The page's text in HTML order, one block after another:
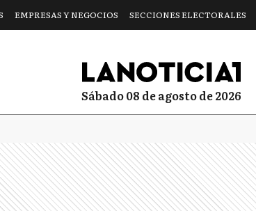
EMPRESAS Y NEGOCIOS SECCIONES ELECTORALES
sábado 08 de agosto de 2026